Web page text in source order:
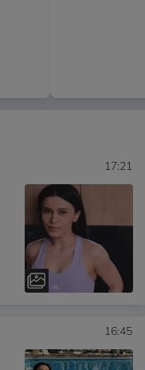
17:21
16:45